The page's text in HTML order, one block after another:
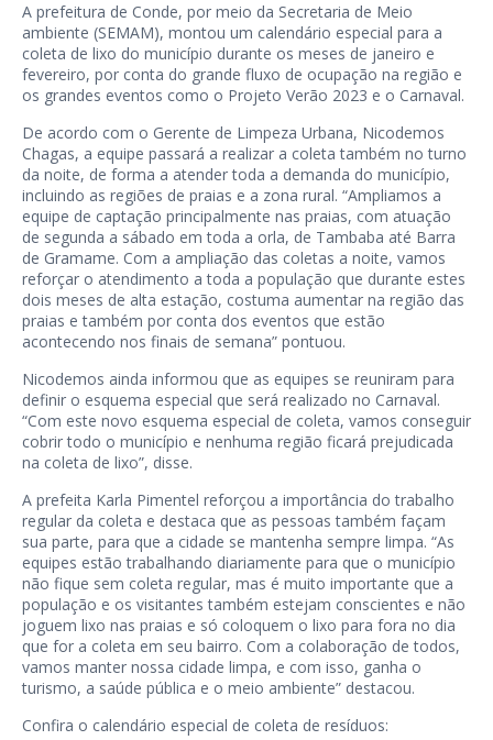
A prefeitura de Conde, por meio da Secretaria de Meio
ambiente (SEMAM), montou um calendário especial para a
coleta de lixo do município durante os meses de janeiro e
fevereiro, por conta do grande fluxo de ocupação na região e
os grandes eventos como o Projeto Verão 2023 e o Carnaval.
De acordo com o Gerente de Limpeza Urbana, Nicodemos
Chagas, a equipe passará a realizar a coleta também no turno
da noite, de forma a atender toda a demanda do município,
incluindo as regiões de praias e a zona rural. “Ampliamos a
equipe de captação principalmente nas praias, com atuação
de segunda a sábado em toda a orla, de Tambaba até Barra
de Gramame. Com a ampliação das coletas a noite, vamos
reforçar o atendimento a toda a população que durante estes
dois meses de alta estação, costuma aumentar na região das
praias e também por conta dos eventos que estão
acontecendo nos finais de semana” pontuou.
Nicodemos ainda informou que as equipes se reuniram para
definir o esquema especial que será realizado no Carnaval.
“Com este novo esquema especial de coleta, vamos conseguir
cobrir todo o município e nenhuma região ficará prejudicada
na coleta de lixo”, disse.
A prefeita Karla Pimentel reforçou a importância do trabalho
regular da coleta e destaca que as pessoas também façam
sua parte, para que a cidade se mantenha sempre limpa. “As
equipes estão trabalhando diariamente para que o município
não fique sem coleta regular, mas é muito importante que a
população e os visitantes também estejam conscientes e não
joguem lixo nas praias e só coloquem o lixo para fora no dia
que for a coleta em seu bairro. Com a colaboração de todos,
vamos manter nossa cidade limpa, e com isso, ganha o
turismo, a saúde pública e o meio ambiente” destacou.
Confira o calendário especial de coleta de resíduos: